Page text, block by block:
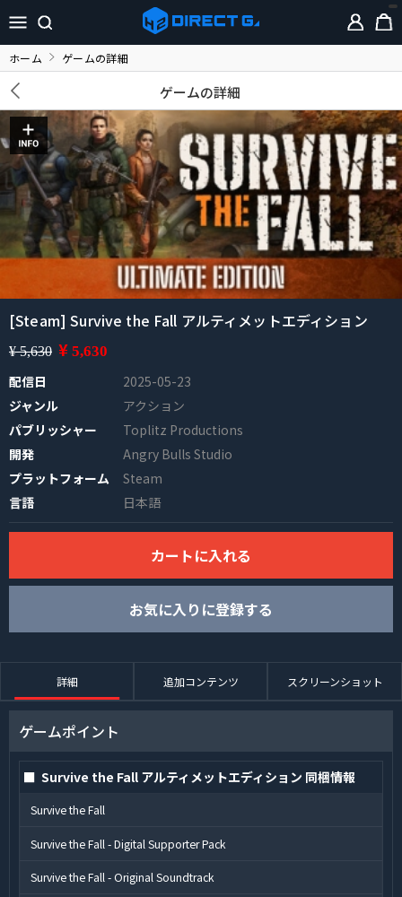
ホーム ゲームの詳細
ゲームの詳細
[Steam] Survive the Fall アルティメットエディション
¥ 5,630 ¥ 5,630
配信日
2025-05-23
ジャンル
アクション
パブリッシャー
Toplitz Productions
開発
Angry Bulls Studio
プラットフォーム
Steam
言語
日本語
カートに入れる
お気に入りに登録する
詳細 追加コンテンツ スクリーンショット
ゲームポイント
■ Survive the Fall アルティメットエディション 同梱情報
Survive the Fall
Survive the Fall - Digital Supporter Pack
Survive the Fall - Original Soundtrack